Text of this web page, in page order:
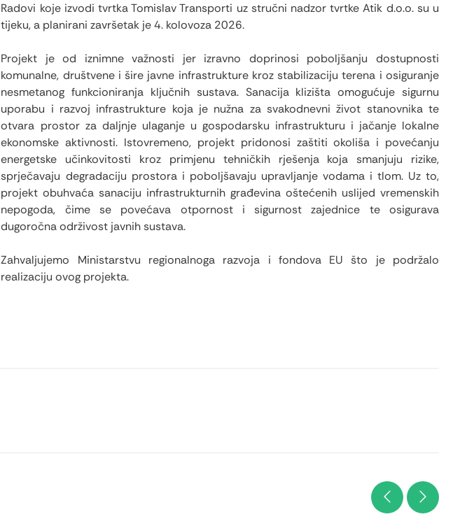
Radovi koje izvodi tvrtka Tomislav Transporti uz stručni nadzor tvrtke Atik d.o.o. su u
tijeku, a planirani završetak je 4. kolovoza 2026.
Projekt je od iznimne važnosti jer izravno doprinosi poboljšanju dostupnosti
komunalne, društvene i šire javne infrastrukture kroz stabilizaciju terena i osiguranje
nesmetanog funkcioniranja ključnih sustava. Sanacija klizišta omogućuje sigurnu
uporabu i razvoj infrastrukture koja je nužna za svakodnevni život stanovnika te
otvara prostor za daljnje ulaganje u gospodarsku infrastrukturu i jačanje lokalne
ekonomske aktivnosti. Istovremeno, projekt pridonosi zaštiti okoliša i povećanju
energetske učinkovitosti kroz primjenu tehničkih rješenja koja smanjuju rizike,
sprječavaju degradaciju prostora i poboljšavaju upravljanje vodama i tlom. Uz to,
projekt obuhvaća sanaciju infrastrukturnih građevina oštećenih uslijed vremenskih
nepogoda, čime se povećava otpornost i sigurnost zajednice te osigurava
dugoročna održivost javnih sustava.
Zahvaljujemo Ministarstvu regionalnoga razvoja i fondova EU što je podržalo
realizaciju ovog projekta.